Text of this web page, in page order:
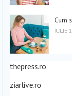
Cum
IULIE
thepress.ro
ziarlive.ro